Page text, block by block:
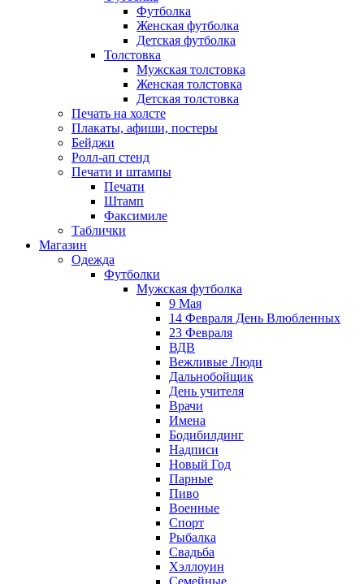
Футболка
Женская футболка
Детская футболка
Толстовка
Мужская толстовка
Женская толстовка
Детская толстовка
Печать на холсте
Плакаты, афиши, постеры
Бейджи
Ролл-ап стенд
Печати и штампы
Печати
Штамп
Факсимиле
Таблички
Магазин
Одежда
Футболки
Мужская футболка
9 Мая
14 Февраля День Влюбленных
23 Февраля
ВДВ
Вежливые Люди
Дальнобойщик
День учителя
Врачи
Имена
Бодибилдинг
Надписи
Новый Год
Парные
Пиво
Военные
Спорт
Рыбалка
Свадьба
Хэллоуин
Семейные